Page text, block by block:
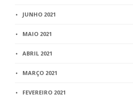
JUNHO 2021
MAIO 2021
ABRIL 2021
MARÇO 2021
FEVEREIRO 2021